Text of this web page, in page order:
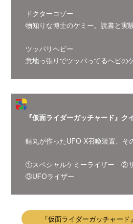
ドクターコゾー
物知りな博士のケミー。読書と実
ツッパリヘビー
意地っ張りでツッパってるヘビの
『仮面ライダーガッチャード』ク
錆丸が作ったUFO-X召喚装置、そ
①スペシャルケミーライザー ②
③UFOライザー
『仮面ライダーガッチャード